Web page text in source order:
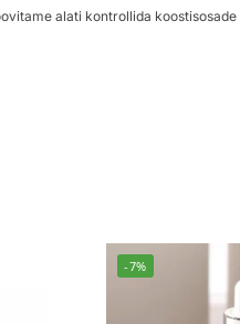
alati kontrollida
-7%